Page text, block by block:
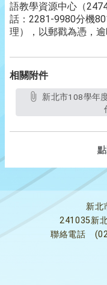
語教學資源中心（
話：2281-9980分機
理），以郵戳為憑，逾
相關附件
新北
241035新
聯絡電話